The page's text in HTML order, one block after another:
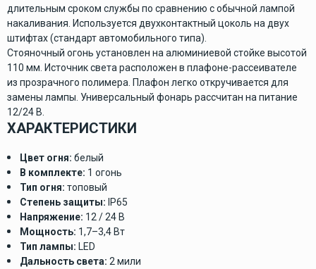
длительным сроком службы по сравнению с обычной лампой
накаливания. Используется двухконтактный цоколь на двух
штифтах (стандарт автомобильного типа).
Стояночный огонь установлен на алюминиевой стойке высотой
110 мм. Источник света расположен в плафоне-рассеивателе
из прозрачного полимера. Плафон легко откручивается для
замены лампы. Универсальный фонарь рассчитан на питание
12/24 В.
ХАРАКТЕРИСТИКИ
Цвет огня: белый
В комплекте: 1 огонь
Тип огня: топовый
Степень защиты: IP65
Напряжение: 12 / 24 В
Мощность: 1,7–3,4 Вт
Тип лампы: LED
Дальность света: 2 мили